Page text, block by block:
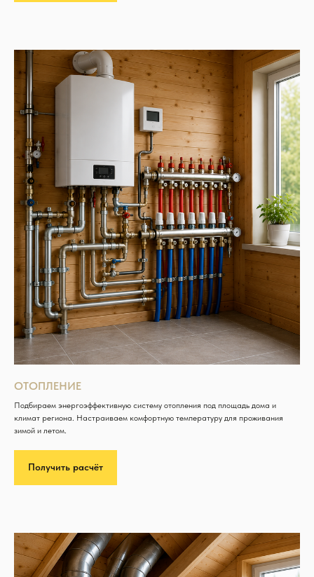
ОТОПЛЕНИЕ
Подбираем энергоэффективную систему отопления под площадь дома и
климат региона. Настраиваем комфортную температуру для проживания
зимой и летом.
Получить расчёт